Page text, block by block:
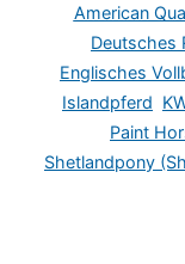
American
Deutsches
Englisches
Islandpferd
Paint
Shetlandpony